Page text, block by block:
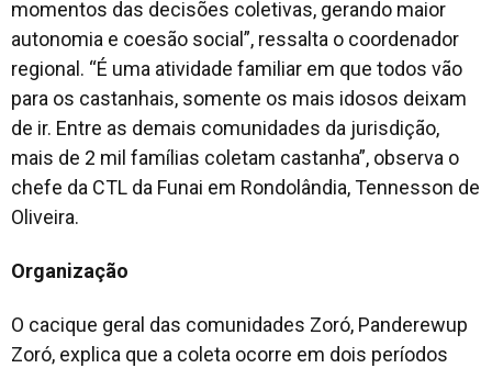
momentos das decisões coletivas, gerando maior
autonomia e coesão social”, ressalta o coordenador
regional. “É uma atividade familiar em que todos vão
para os castanhais, somente os mais idosos deixam
de ir. Entre as demais comunidades da jurisdição,
mais de 2 mil famílias coletam castanha”, observa o
chefe da CTL da Funai em Rondolândia, Tennesson de
Oliveira.
Organização
O cacique geral das comunidades Zoró, Panderewup
Zoró, explica que a coleta ocorre em dois períodos